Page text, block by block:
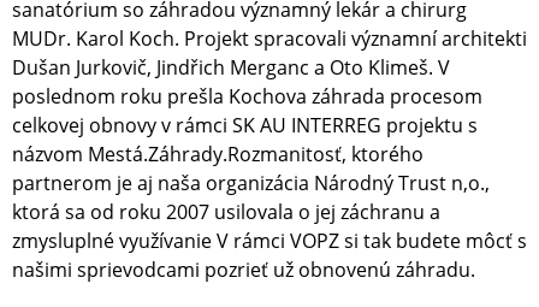
sanatórium so záhradou významný lekár a chirurg
MUDr. Karol Koch. Projekt spracovali významní architekti
Dušan Jurkovič, Jindřich Merganc a Oto Klimeš. V
poslednom roku prešla Kochova záhrada procesom
celkovej obnovy v rámci SK AU INTERREG projektu s
názvom Mestá.Záhrady.Rozmanitosť, ktorého
partnerom je aj naša organizácia Národný Trust n,o.,
ktorá sa od roku 2007 usilovala o jej záchranu a
zmysluplné využívanie V rámci VOPZ si tak budete môcť s
našimi sprievodcami pozrieť už obnovenú záhradu.